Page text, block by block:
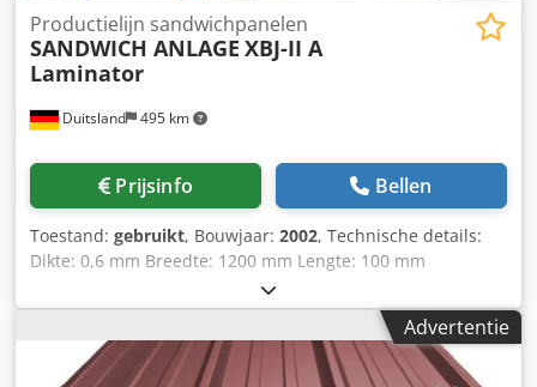
Duitsland 495 km
Productielijn sandwichpanelen
SANDWICH ANLAGE XBJ-II A
Laminator
Prijsinfo Bellen
Toestand: gebruikt, Bouwjaar: 2002, Technische details:
Dikte: 0,6 mm Breedte: 1200 mm Lengte: 100 mm
Werksnelheid: 1,5 - 3 m/min Vermogen aandrijfmotor: 45
kw Perslucht: 7 bar Totaal gewicht ongeveer: 4500 kg
Machineafmetingen ca. LxBxH: totaal: 20 m / 2,6 m / 3 m m
Ons aanbod omvat 2 stuks SANDWICH COMPLETE PANEL
Advertentie